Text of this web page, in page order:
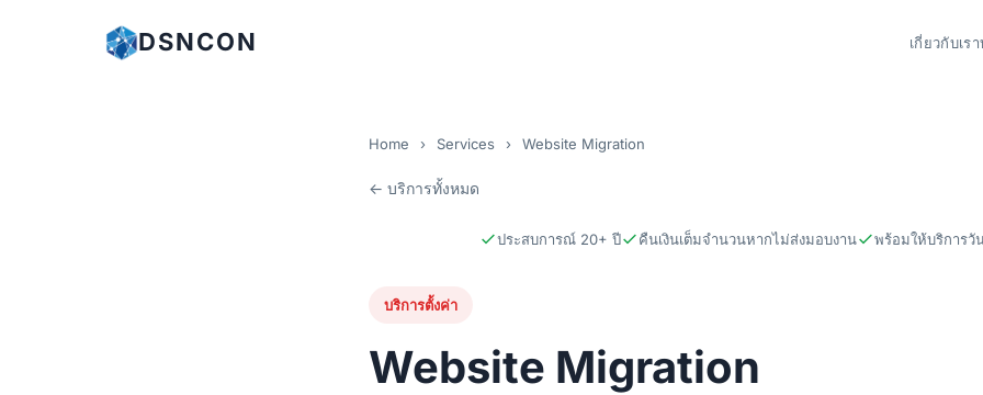
DSNCON เกี่ยวกับเรา
Home › Services › Website Migration
← บริการทั้งหมด
ประสบการณ์ 20+ ปี คืนเงินเต็มจำนวนหากไม่ส่งมอบงาน พร้อมให้บริการวั
บริการตั้งค่า
Website Migration